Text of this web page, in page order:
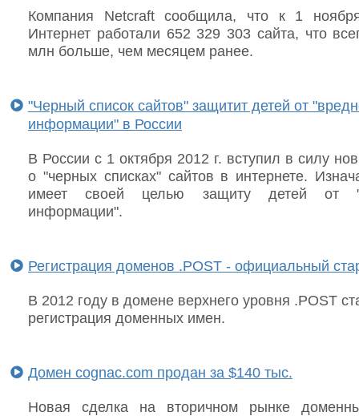
Компания Netcraft сообщила, что к 1
Интернет работали 652 329 303 сайта, что
млн больше, чем месяцем ранее.
"Черный список сайтов" защитит детей от
информации" в России
В России с 1 октября 2012 г. вступил в силу
о "черных списках" сайтов в интернете.
имеет своей целью защиту детей от
информации".
Регистрация доменов .POST - официальный
В 2012 году в домене верхнего уровня .POST
регистрация доменных имен.
Домен cognac.com продан за $140 тыс.
Новая сделка на вторичном рынке